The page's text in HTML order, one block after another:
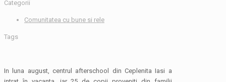
Categorii
Comunitatea cu bune si rele
Tags
In luna august, centrul afterschool din Ceplenita Iasi a